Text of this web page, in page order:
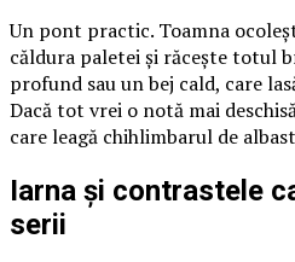
Un pont practic. Toamna
căldura paletei și răcește totul
profund sau un bej cald, care
Dacă tot vrei o notă mai
care leagă chihlimbarul de
Iarna și contrastele
serii